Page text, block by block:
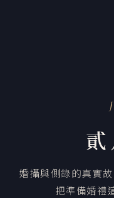
婚攝與側錄的真實
把準備婚禮